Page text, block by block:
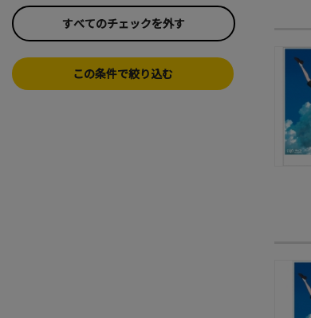
すべてのチェックを外す
この条件で絞り込む